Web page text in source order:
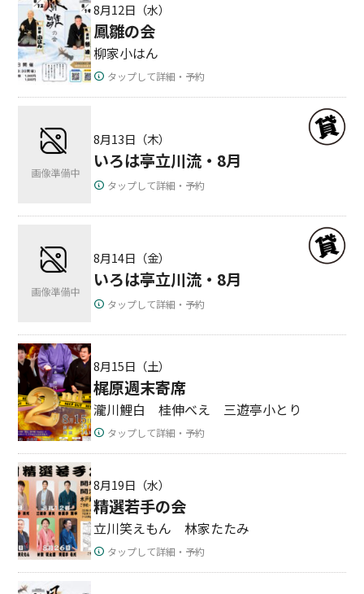
8月12日（水）
鳳雛の会
柳家小はん
タップして詳細・予約
8月13日（木）
いろは亭立川流・8月
タップして詳細・予約
8月14日（金）
いろは亭立川流・8月
タップして詳細・予約
8月15日（土）
梶原週末寄席
瀧川鯉白 桂伸べえ 三遊亭小とり
タップして詳細・予約
8月19日（水）
精選若手の会
立川笑えもん 林家たたみ
タップして詳細・予約